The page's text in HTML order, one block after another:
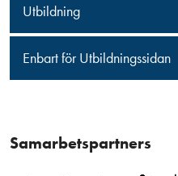
Utbildning
Enbart för Utbildningssidan
Samarbetspartners